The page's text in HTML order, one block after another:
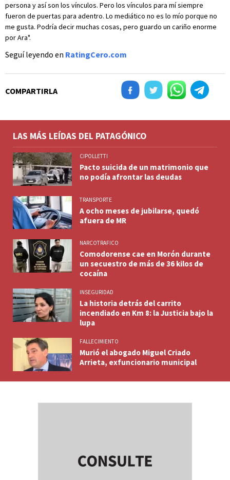
persona y así son los vínculos. Pero los vínculos para mí siempre
fueron de puertas para adentro. Lo mediático no es lo mío porque no
me gusta. Podría decir muchas cosas, pero guardo un cariño enorme
por Ara".
Seguí leyendo en RatingCero.com
COMPARTIRLA
LAS MÁS LEÍDAS DEL PATAGÓNICO
CIPOLLETTI
Pacto suicida de un matrimonio que
no podía afrontar las deudas
TRANSPORTE
A ocho meses de jubilarse, quedó
afuera de MR
NARCOTRAFICO
Comodorense cae en Morón durante
un secuestro de más de 36 kilos de
cocaína
INSEGURIDAD
La historia detrás del carrito
incendiado en Km 8: la Justicia bajo la
lupa
FALLECIMIENTO
Murió el abogado Miguel Criado
Arrieta, exfuncionario municipal